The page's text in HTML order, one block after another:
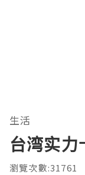
生活
台湾实
瀏覽次數:31761